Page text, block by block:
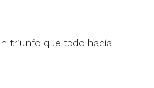
triunfo que todo hacía